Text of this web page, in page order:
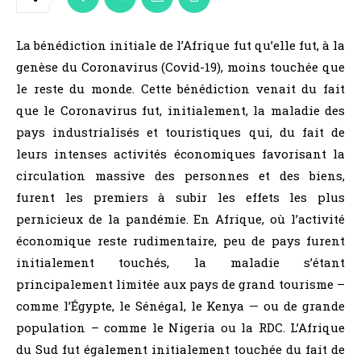
La bénédiction initiale de l’Afrique fut qu’elle fut, à la
genèse du Coronavirus (Covid-19), moins touchée que
le reste du monde. Cette bénédiction venait du fait
que le Coronavirus fut, initialement, la maladie des
pays industrialisés et touristiques qui, du fait de
leurs intenses activités économiques favorisant la
circulation massive des personnes et des biens,
furent les premiers à subir les effets les plus
pernicieux de la pandémie. En Afrique, où l’activité
économique reste rudimentaire, peu de pays furent
initialement touchés, la maladie s’étant
principalement limitée aux pays de grand tourisme –
comme l’Égypte, le Sénégal, le Kenya — ou de grande
population – comme le Nigeria ou la RDC. L’Afrique
du Sud fut également initialement touchée du fait de